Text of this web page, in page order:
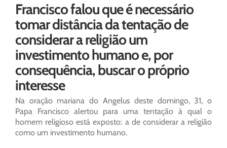
Francisco falou que é necessário
tomar distância da tentação de
considerar a religião um
investimento humano e, por
consequência, buscar o próprio
interesse
Na oração mariana do Angelus deste domingo, 31, o
Papa Francisco alertou para uma tentação à qual o
homem religioso está exposto: a de considerar a religião
como um investimento humano.